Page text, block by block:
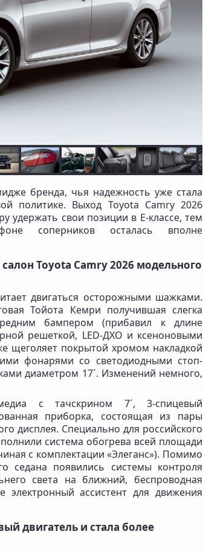
бренда, чья надежность уже стала
политике. Выход Toyota Camry 2026
удержать свои позиции в Е-классе, тем
соперников осталась вполне
Toyota Camry 2026 модельного
двигаться осторожными шажками.
Тойота Кемри получившая слегка
бампером (прибавил к длине
решеткой, LED-ДХО и ксеноновыми
щеголяет покрытой хромом накладкой
фонарями со светодиодными стоп-
диаметром 17´. Изменений немного,
с тачскрином 7´, 3-спицевый
приборка, состоящая из пары
дисплея. Специально для российского
система обогрева всей площади
с комплектации «Элеганс»). Помимо
седана появились системы контроля
света на ближний, беспроводная
ассистент для движения
двигатель и стала более